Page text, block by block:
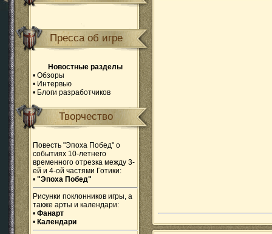
Пресса об игре
Новостные разделы
• Обзоры
• Интервью
• Блоги разработчиков
Творчество
Повесть "Эпоха Побед" о
событиях 10-летнего
временного отрезка между 3-
ей и 4-ой частями Готики:
• "Эпоха Побед"
Рисунки поклонников игры, а
также арты и календари:
• Фанарт
• Календари